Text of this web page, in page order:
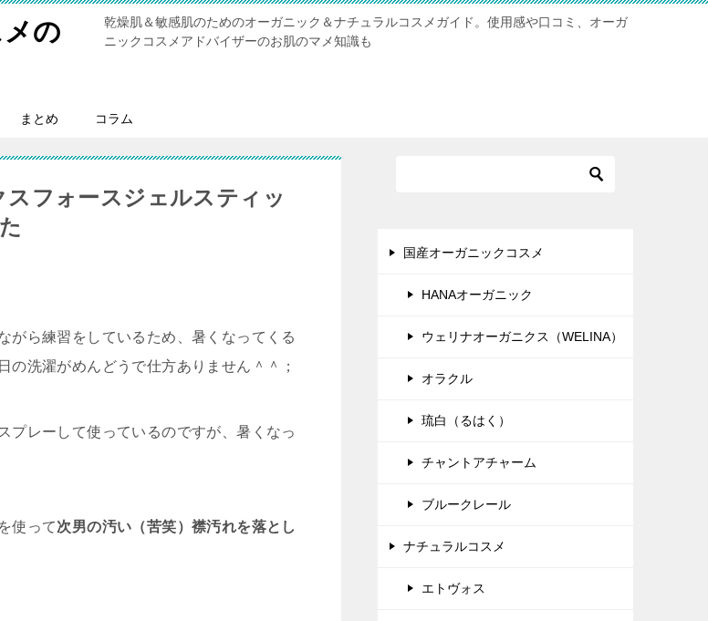
の
乾燥肌＆敏感肌のためのオーガニック＆ナチュラルコスメガイド。使用感や口コミ、オーガ
ニックコスメアドバイザーのお肌のマメ知識も
まとめ コラム
フォースジェルスティッ
がら練習をしているため、暑くなってくる
洗濯がめんどうで仕方ありません＾＾；
プレーして使っているのですが、暑くなっ
を使って次男の汚い（苦笑）襟汚れを落とし
国産オーガニックコスメ
HANAオーガニック
ウェリナオーガニクス（WELINA）
オラクル
琉白（るはく）
チャントアチャーム
ブルークレール
ナチュラルコスメ
エトヴォス